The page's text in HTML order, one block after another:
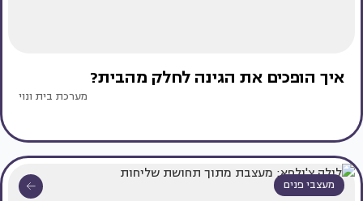
איך הופכים את הגינה לחלק מהבית?
מערכת בית ונוי
מעצבי פנים